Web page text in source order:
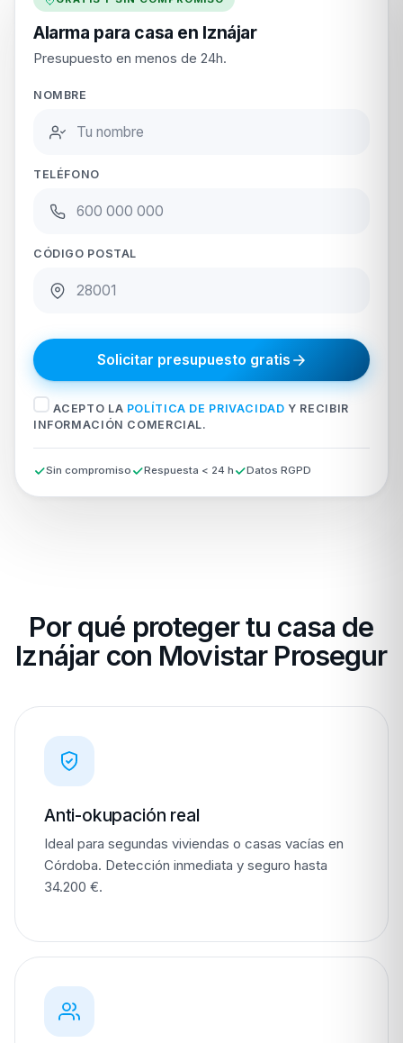
Alarma para casa en Iznájar
Presupuesto en menos de 24h.
NOMBRE
TELÉFONO
CÓDIGO POSTAL
Solicitar presupuesto gratis
ACEPTO LA POLÍTICA DE PRIVACIDAD Y RECIBIR
INFORMACIÓN COMERCIAL.
Sin compromiso Respuesta < 24 h Datos RGPD
Por qué proteger tu casa de
Iznájar con Movistar Prosegur
Anti-okupación real
Ideal para segundas viviendas o casas vacías en
Córdoba. Detección inmediata y seguro hasta
34.200 €.